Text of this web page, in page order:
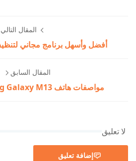
المقال التالي
أفضل وأسهل برنامج مجاني لتنظيف
المقال السابق
مواصفات هاتف Samsung Galaxy M13 رسمياً
لا تعليق
إضافة تعليق